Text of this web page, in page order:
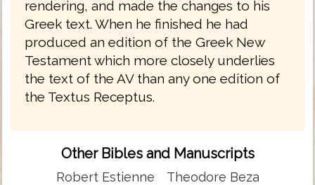
rendering, and made the changes to his
Greek text. When he finished he had
produced an edition of the Greek New
Testament which more closely underlies
the text of the AV than any one edition of
the Textus Receptus.
Other Bibles and Manuscripts
Robert Estienne
Theodore Beza